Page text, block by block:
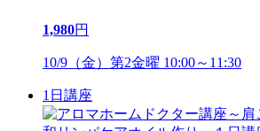
1,980円
10/9（金）第2金曜 10:00～11:30
1日講座